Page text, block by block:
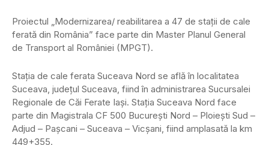
Proiectul „Modernizarea/ reabilitarea a 47 de staţii de cale
ferată din România” face parte din Master Planul General
de Transport al României (MPGT).
Stația de cale ferata Suceava Nord se află în localitatea
Suceava, județul Suceava, fiind în administrarea Sucursalei
Regionale de Căi Ferate Iași. Stația Suceava Nord face
parte din Magistrala CF 500 București Nord – Ploiești Sud –
Adjud – Pașcani – Suceava – Vicșani, fiind amplasată la km
449+355.